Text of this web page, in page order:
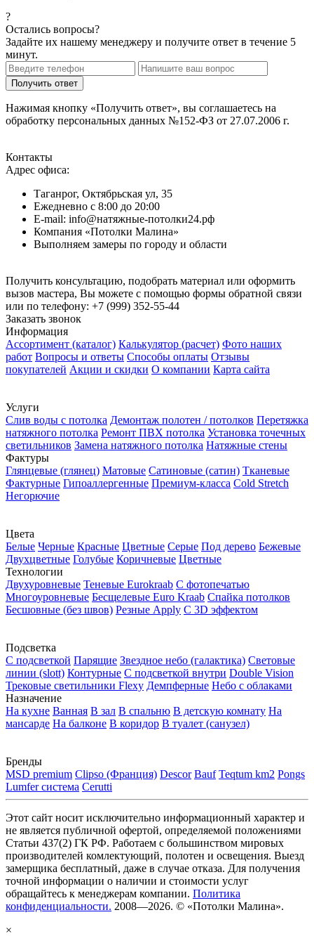
?
Остались вопросы?
Задайте их нашему менеджеру и получите ответ в течение 5
минут.
Нажимая кнопку «Получить ответ», вы соглашаетесь на
обработку персональных данных №152-ФЗ от 27.07.2006 г.
Контакты
Адрес офиса:
Таганрог, Октябрьская ул, 35
Ежедневно с 8:00 до 20:00
E-mail: info@натяжные-потолки24.рф
Компания «Потолки Малина»
Выполняем замеры по городу и области
Получить консультацию, подобрать материал или оформить
вызов мастера, Вы можете с помощью формы обратной связи
или по телефону: +7 (999) 352-55-44
Заказать звонок
Информация
Ассортимент (каталог) Калькулятор (расчет) Фото наших
работ Вопросы и ответы Способы оплаты Отзывы
покупателей Акции и скидки О компании Карта сайта
Услуги
Слив воды с потолка Демонтаж полотен / потолков Перетяжка
натяжного потолка Ремонт ПВХ потолка Установка точечных
светильников Замена натяжного потолка Натяжные стены
Фактуры
Глянцевые (глянец) Матовые Сатиновые (сатин) Тканевые
Фактурные Гипоаллергенные Премиум-класса Cold Stretch
Негорючие
Цвета
Белые Черные Красные Цветные Серые Под дерево Бежевые
Двухцветные Голубые Коричневые Цветные
Технологии
Двухуровневые Теневые Еurokraab С фотопечатью
Многоуровневые Бесщелевые Euro Kraab Спайка потолков
Бесшовные (без швов) Резные Apply С 3D эффектом
Подсветка
С подсветкой Парящие Звездное небо (галактика) Световые
линии (slott) Контурные С подсветкой внутри Double Vision
Трековые светильники Flexy Демпферные Небо с облаками
Назначение
На кухне Ванная В зал В спальню В детскую комнату На
мансарде На балконе В коридор В туалет (санузел)
Бренды
MSD premium Clipso (Франция) Descor Bauf Teqtum km2 Pongs
Lumfer система Cerutti
Этот сайт носит исключительно информационный характер и
не является публичной офертой, определяемой положениями
Статьи 437(2) ГК РФ. Работаем с большинством мировых
производителей комлектующий, полотен и освещения. Выезд
замерщика бесплатный, даже в случае отказа. Для получения
точной информации о наличии и стоимости услуг
обращайтесь к менеджерам компании. Политика
конфиденциальности. 2008—2026. © «Потолки Малина».
×